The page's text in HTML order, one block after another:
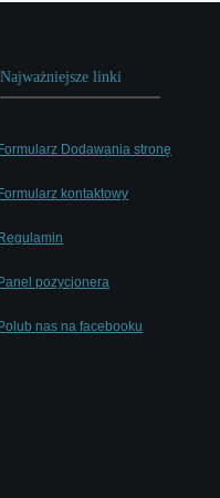
Najważniejsze linki
Formularz Dodawania stronę
Formularz kontaktowy
Regulamin
Panel pozycjonera
Polub nas na facebooku